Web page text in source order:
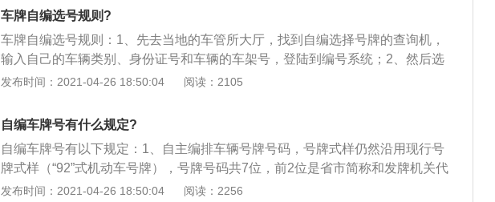
号，可从这6个号码里进行选择；如果6个近似号都没有选中，选号机会提供模糊
查询功能，这时可在你选择的数位上输入问号并输入号码，按模糊查询键，即可
进行模糊查询进行选择。需要注意的是问号最多不能超过两个。3、自编自选号
牌，城区的速递时间为两天，郊区需要三天，而自领号牌的时间则为五天；自编
自选号牌适应的车辆就是小型汽车、货车，其他车型暂未实行。4、自选号牌必
车牌自编选号规则?
车牌自编选号规则：1、先去当地的车管所大厅，找到自编选择号牌的查询机，
输入自己的车辆类别、身份证号和车辆的车架号，登陆到编号系统；2、然后选
择地区，然后就可以在系统里自编车牌号码，一般有数字和字母可供选择，按照
前办理其它手续就可以了，自编车牌号大约需要等4-6个工作日才可以取到。
发布时间：2021-04-26 18:50:04 阅读：2105
自编车牌号有什么规定?
自编车牌号有以下规定：1、自主编排车辆号牌号码，号牌式样仍然沿用现行号
牌式样（“92”式机动车号牌），号牌号码共7位，前2位是省市简称和发牌机关代
号，城区为“百N”（为东城，西城，崇文，宣武，朝阳，海淀，丰台，石景山），
发布时间：2021-04-26 18:50:04 阅读：2256